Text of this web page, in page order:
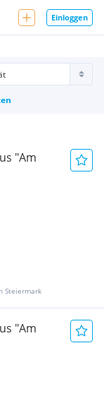
Einloggen
"Am
Steiermark
"Am